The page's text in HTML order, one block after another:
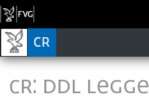
CR: ddl legge